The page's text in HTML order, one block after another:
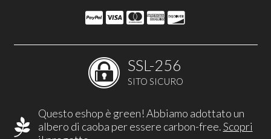
SSL-256
SITO SICURO
Questo eshop è green! Abbiamo adottato un
albero di caoba per essere carbon-free.Scopri